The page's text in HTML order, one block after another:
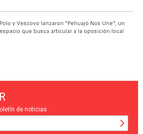
Polo y Vescovo lanzaron "Pehuajó Nos Une", un
espacio que busca articular a la oposición local
de noticias